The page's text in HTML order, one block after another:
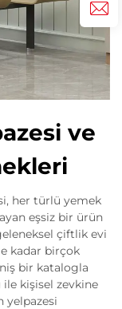
ve
her türlü yemek
eşsiz bir ürün
çiftlik evi
kadar birçok
bir katalogla
kişisel zevkine
yelpazesi